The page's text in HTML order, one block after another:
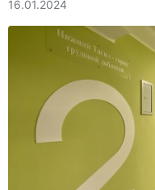
16.01.2024